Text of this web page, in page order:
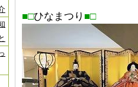
■□ひなまつり ■□